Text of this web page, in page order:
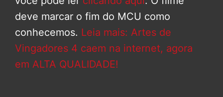
deve marcar o fim do MCU como
conhecemos. Leia mais: Artes de
Vingadores 4 caem na internet, agora
em ALTA QUALIDADE!